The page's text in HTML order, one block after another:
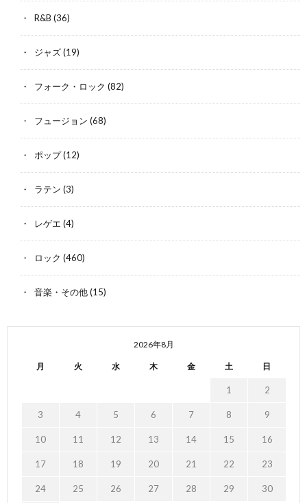
R&B (36)
ジャズ(19)
フォーク・ロック (82)
フュージョン (68)
ポップ(12)
ラテン (3)
レゲエ (4)
ロック (460)
音楽・その他(15)
2026年8月
月 火 水 木 金 土 日
1 2
3 4 5 6 7 8 9
10 11 12 13 14 15 16
17 18 19 20 21 22 23
24 25 26 27 28 29 30